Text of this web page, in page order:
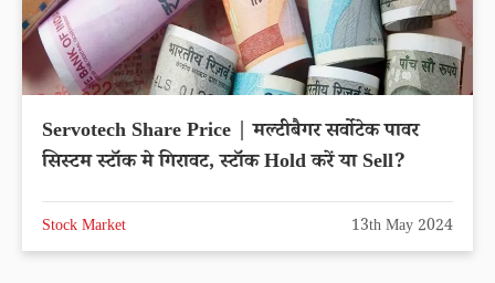
Servotech Share Price | मल्टीबैगर सर्वोटेक पावर
सिस्टम स्टॉक मे गिरावट, स्टॉक Hold करें या Sell?
Stock Market 13th May 2024